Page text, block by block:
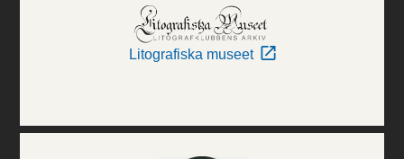
Litografiska museet